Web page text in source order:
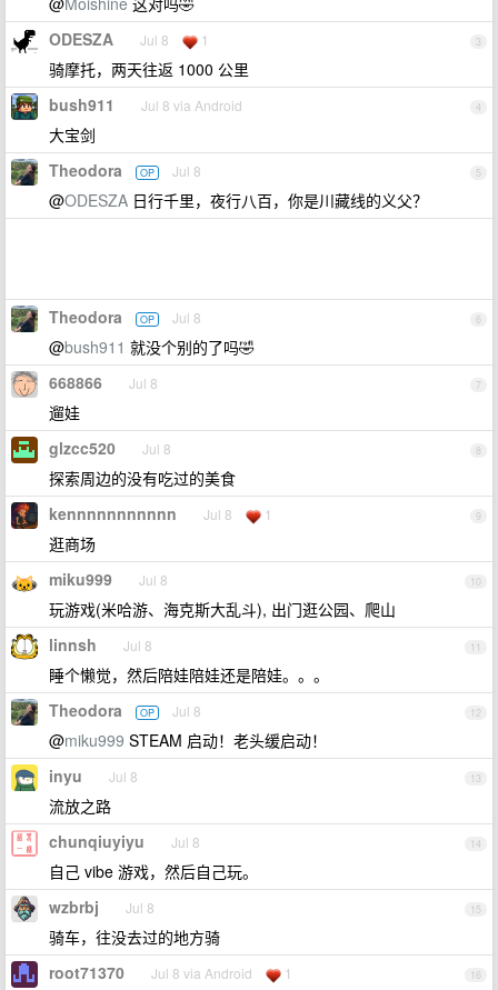
3
ODESZA Jul 8 1
骑摩托，两天往返 1000 公里
4
bush911 Jul 8 via Android
大宝剑
5
Theodora OP Jul 8
@ODESZA 日行千里，夜行八百，你是川藏线的义父？
6
Theodora OP Jul 8
@bush911 就没个别的了吗🤣
7
668866 Jul 8
遛娃
8
glzcc520 Jul 8
探索周边的没有吃过的美食
9
kennnnnnnnnnn Jul 8 1
逛商场
10
miku999 Jul 8
玩游戏(米哈游、海克斯大乱斗), 出门逛公园、爬山
11
linnsh Jul 8
睡个懒觉，然后陪娃陪娃还是陪娃。。。
12
Theodora OP Jul 8
@miku999 STEAM 启动！老头缓启动！
13
inyu Jul 8
流放之路
14
chunqiuyiyu Jul 8
自己 vibe 游戏，然后自己玩。
15
wzbrbj Jul 8
骑车，往没去过的地方骑
16
root71370 Jul 8 via Android 1